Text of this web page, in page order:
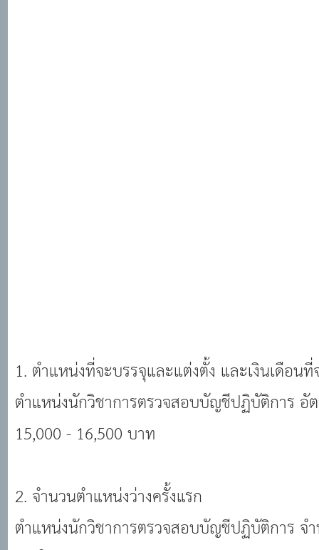
1. ตําแหน่งที่จะบรรจุและแต่งตั้ง และเงินเดือนที่
ตําแหน่งนักวิชาการตรวจสอบบัญชีปฏิบัติการ อัต
15,000 - 16,500 บาท
2. จํานวนตําแหน่งว่างครั้งแรก
ตําแหน่งนักวิชาการตรวจสอบบัญชีปฏิบัติการ จํ